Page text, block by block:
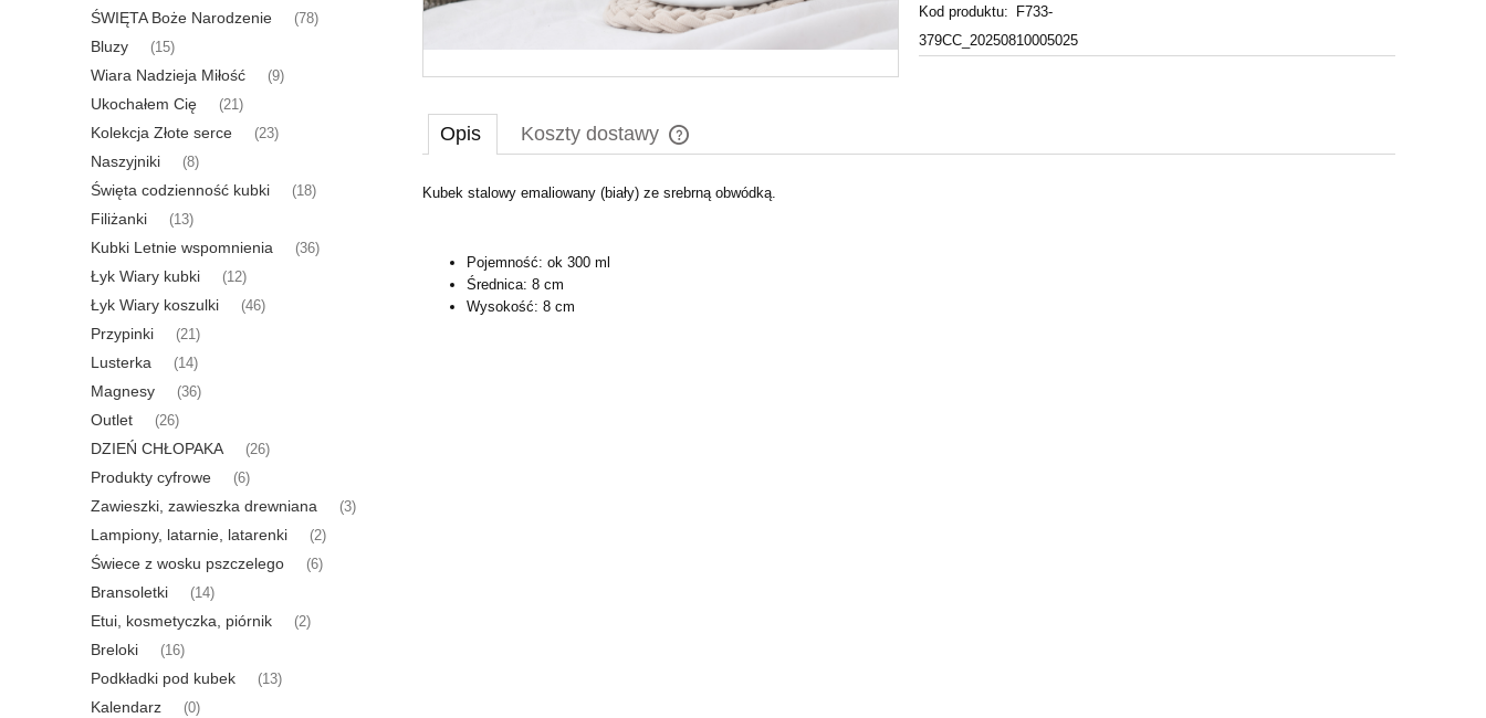
ŚWIĘTA Boże Narodzenie (78)
Bluzy (15)
Wiara Nadzieja Miłość (9)
Ukochałem Cię (21)
Kolekcja Złote serce (23)
Naszyjniki (8)
Święta codzienność kubki (18)
Filiżanki (13)
Kubki Letnie wspomnienia (36)
Łyk Wiary kubki (12)
Łyk Wiary koszulki (46)
Przypinki (21)
Lusterka (14)
Magnesy (36)
Outlet (26)
DZIEŃ CHŁOPAKA (26)
Produkty cyfrowe (6)
Zawieszki, zawieszka drewniana (3)
Lampiony, latarnie, latarenki (2)
Świece z wosku pszczelego (6)
Bransoletki (14)
Etui, kosmetyczka, piórnik (2)
Breloki (16)
Podkładki pod kubek (13)
Kalendarz (0)
Kod produktu: F733-
379CC_20250810005025
Opis Koszty dostawy
Cena nie zawiera ewentualnych kosztów
Kubek stalowy emaliowany (biały) ze srebrną obwódką.
Pojemność: ok 300 ml
Średnica: 8 cm
Wysokość: 8 cm